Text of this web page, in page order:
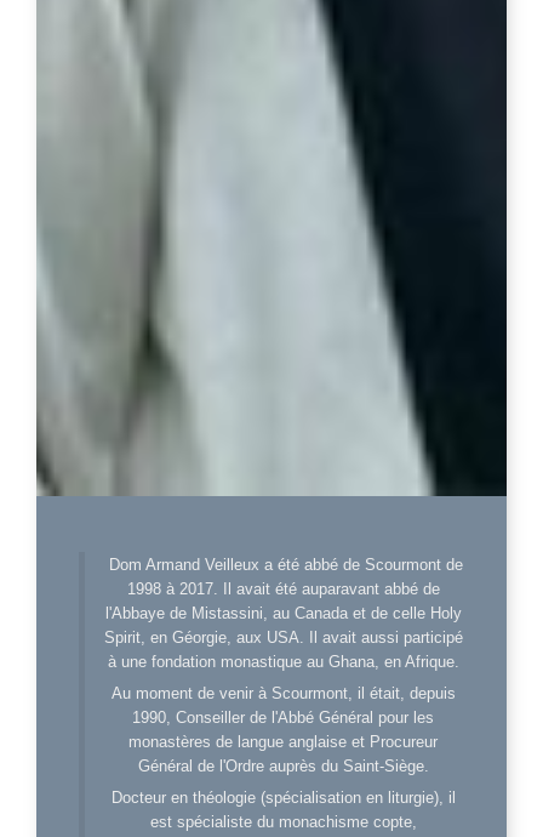
Dom Armand Veilleux a été abbé de Scourmont de
1998 à 2017. Il avait été auparavant abbé de
l'Abbaye de Mistassini, au Canada et de celle Holy
Spirit, en Géorgie, aux USA. Il avait aussi participé
à une fondation monastique au Ghana, en Afrique.
Au moment de venir à Scourmont, il était, depuis
1990, Conseiller de l'Abbé Général pour les
monastères de langue anglaise et Procureur
Général de l'Ordre auprès du Saint-Siège.
Docteur en théologie (spécialisation en liturgie), il
est spécialiste du monachisme copte,